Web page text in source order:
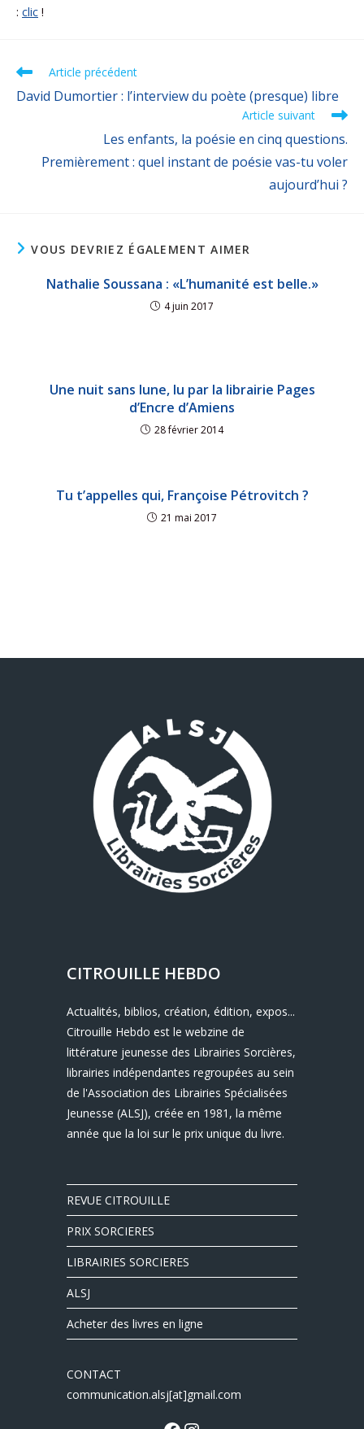
: clic !
Article précédent
David Dumortier : l’interview du poète (presque) libre
Article suivant
Les enfants, la poésie en cinq questions.
Premièrement : quel instant de poésie vas-tu voler
aujourd’hui ?
VOUS DEVRIEZ ÉGALEMENT AIMER
Nathalie Soussana : «L’humanité est belle.»
4 juin 2017
Une nuit sans lune, lu par la librairie Pages
d’Encre d’Amiens
28 février 2014
Tu t’appelles qui, Françoise Pétrovitch ?
21 mai 2017
CITROUILLE HEBDO
Actualités, biblios, création, édition, expos...
Citrouille Hebdo est le webzine de
littérature jeunesse des Librairies Sorcières,
librairies indépendantes regroupées au sein
de l'Association des Librairies Spécialisées
Jeunesse (ALSJ), créée en 1981, la même
année que la loi sur le prix unique du livre.
REVUE CITROUILLE
PRIX SORCIERES
LIBRAIRIES SORCIERES
ALSJ
Acheter des livres en ligne
CONTACT
communication.alsj[at]gmail.com